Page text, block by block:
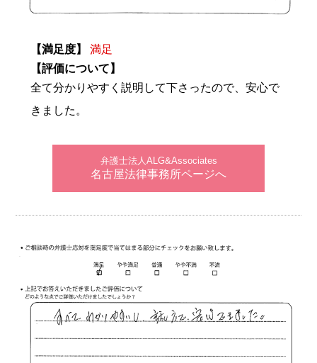
【満足度】
満足
【評価について】
全て分かりやすく説明して下さったので、安心で
きました。
弁護士法人ALG&Associates
名古屋法律事務所ページへ